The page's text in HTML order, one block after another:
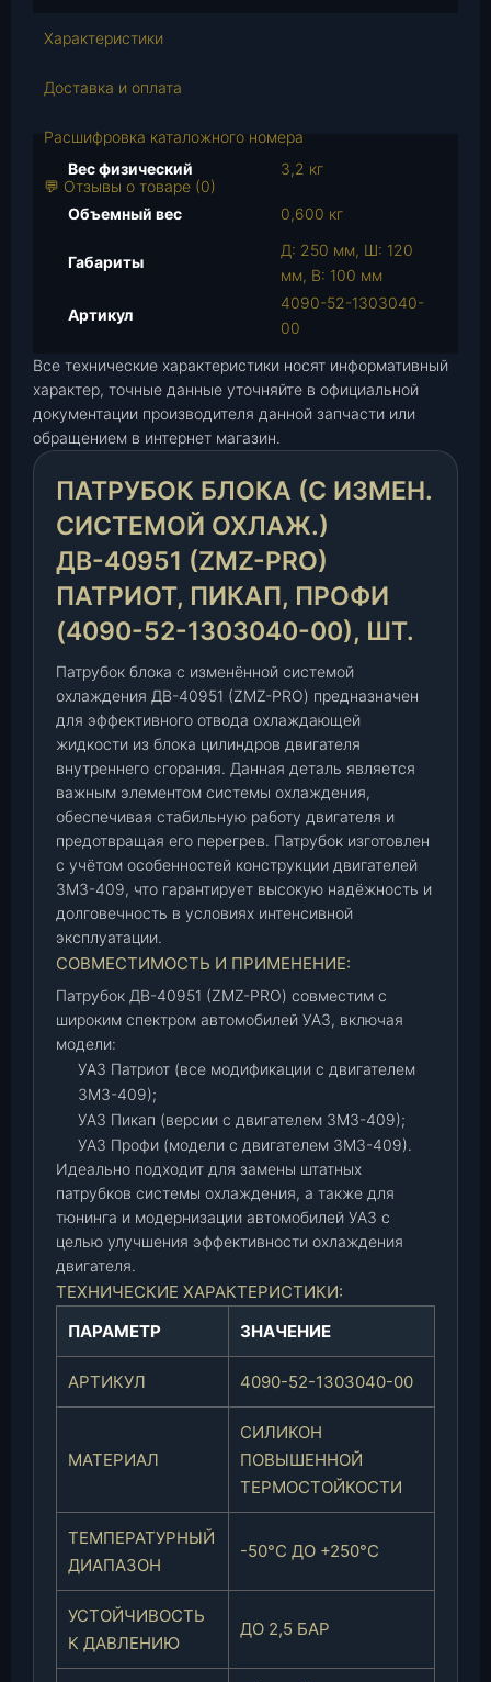
т
о
о
а
у
б
о
к
о
а
с
и
з
м
е
н
с
и
с
т
е
м
о
й
о
х
л
Д
В
4
0
9
1
Z
Характеристики
Доставка и оплата
Расшифровка каталожного номера
💬 Отзывы о товаре (0)
Вес физический 3,2 кг
Объемный вес 0,600 кг
Габариты
Д: 250 мм, Ш: 120
мм, В: 100 мм
Артикул
4090-52-1303040-
00
Все технические характеристики носят информативный
характер, точные данные уточняйте в официальной
документации производителя данной запчасти или
обращением в интернет магазин.
ПАТРУБОК БЛОКА (С ИЗМЕН.
СИСТЕМОЙ ОХЛАЖ.)
ДВ-40951 (ZMZ-PRO)
ПАТРИОТ, ПИКАП, ПРОФИ
(4090-52-1303040-00), ШТ.
Патрубок блока с изменённой системой
охлаждения ДВ-40951 (ZMZ-PRO) предназначен
для эффективного отвода охлаждающей
жидкости из блока цилиндров двигателя
внутреннего сгорания. Данная деталь является
важным элементом системы охлаждения,
обеспечивая стабильную работу двигателя и
предотвращая его перегрев. Патрубок изготовлен
с учётом особенностей конструкции двигателей
ЗМЗ-409, что гарантирует высокую надёжность и
долговечность в условиях интенсивной
эксплуатации.
СОВМЕСТИМОСТЬ И ПРИМЕНЕНИЕ:
Патрубок ДВ-40951 (ZMZ-PRO) совместим с
широким спектром автомобилей УАЗ, включая
модели:
УАЗ Патриот (все модификации с двигателем
ЗМЗ-409);
УАЗ Пикап (версии с двигателем ЗМЗ-409);
УАЗ Профи (модели с двигателем ЗМЗ-409).
Идеально подходит для замены штатных
патрубков системы охлаждения, а также для
тюнинга и модернизации автомобилей УАЗ с
целью улучшения эффективности охлаждения
двигателя.
ТЕХНИЧЕСКИЕ ХАРАКТЕРИСТИКИ:
ПАРАМЕТР
ЗНАЧЕНИЕ
АРТИКУЛ 4090-52-1303040-00
МАТЕРИАЛ
СИЛИКОН
ПОВЫШЕННОЙ
ТЕРМОСТОЙКОСТИ
ТЕМПЕРАТУРНЫЙ
ДИАПАЗОН
-50°C ДО +250°C
УСТОЙЧИВОСТЬ
К ДАВЛЕНИЮ
ДО 2,5 БАР